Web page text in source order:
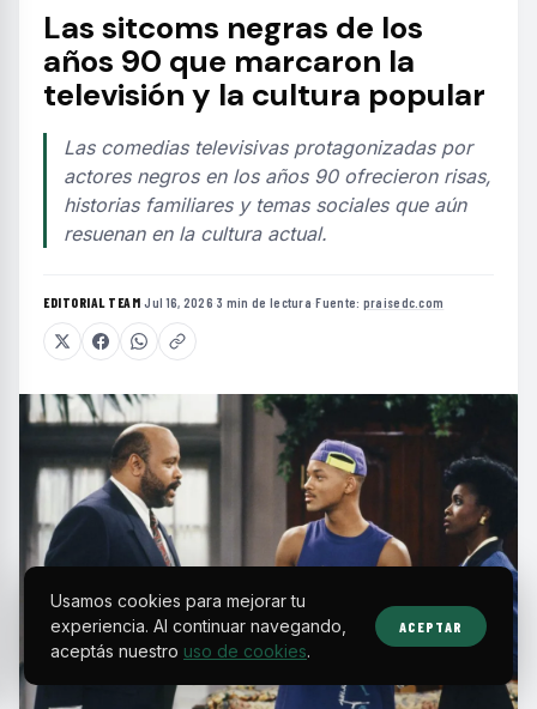
Las sitcoms negras de los
años 90 que marcaron la
televisión y la cultura popular
Las comedias televisivas protagonizadas por
actores negros en los años 90 ofrecieron risas,
historias familiares y temas sociales que aún
resuenan en la cultura actual.
EDITORIAL TEAM·Jul 16, 2026·3 min de lectura·Fuente: praisedc.com
Usamos cookies para mejorar tu
experiencia. Al continuar navegando,
aceptás nuestro uso de cookies.
ACEPTAR